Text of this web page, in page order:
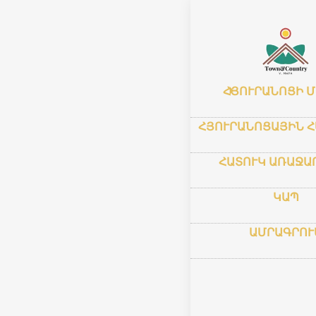
ՀՅՈՒՐԱՆՈՑԻ
ՀՅՈՒՐԱՆՈՑԱՅԻՆ
ՀԱՏՈՒԿ
ԿԱՊ
Գլխավոր–
My